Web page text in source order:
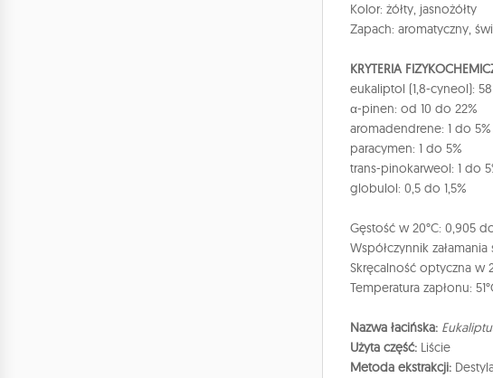
Kolor: żółty, jasnożółty
Zapach: aromatyczny,
KRYTERIA
eukaliptol (1,8-cyneol):
α-pinen: od 10 do 22%
aromadendrene: 1 do 5%
paracymen: 1 do 5%
trans-pinokarweol: 1 do
globulol: 0,5 do 1,5%
Gęstość w 20°C: 0,905
Współczynnik załamania
Skręcalność optyczna w
Temperatura zapłonu:
Nazwa łacińska:
Użyta część: Liście
Metoda ekstrakcji: